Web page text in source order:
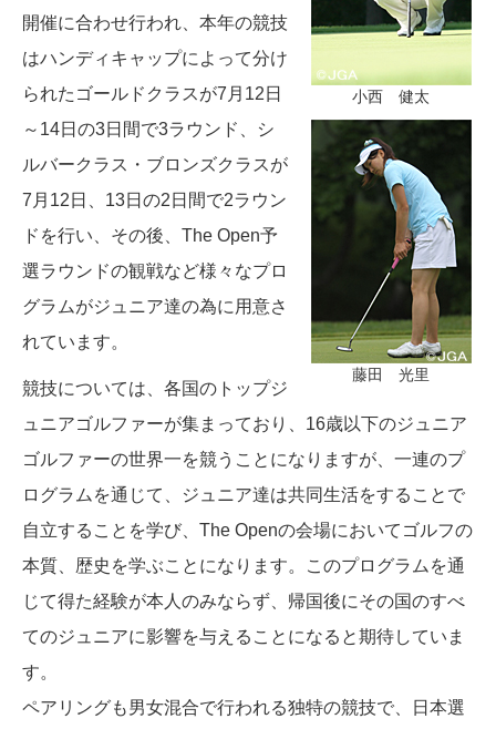
小西 健太
藤田 光里
開催に合わせ行われ、本年の競技
はハンディキャップによって分け
られたゴールドクラスが7月12日
～14日の3日間で3ラウンド、シ
ルバークラス・ブロンズクラスが
7月12日、13日の2日間で2ラウン
ドを行い、その後、The Open予
選ラウンドの観戦など様々なプロ
グラムがジュニア達の為に用意さ
れています。
競技については、各国のトップジ
ュニアゴルファーが集まっており、16歳以下のジュニア
ゴルファーの世界一を競うことになりますが、一連のプ
ログラムを通じて、ジュニア達は共同生活をすることで
自立することを学び、The Openの会場においてゴルフの
本質、歴史を学ぶことになります。このプログラムを通
じて得た経験が本人のみならず、帰国後にその国のすべ
てのジュニアに影響を与えることになると期待していま
す。
ペアリングも男女混合で行われる独特の競技で、日本選